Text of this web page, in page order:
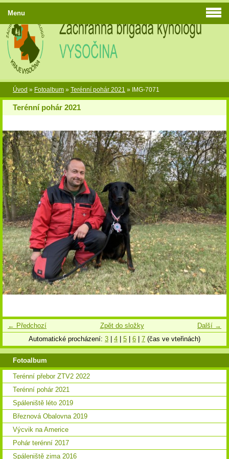
Úvod » Fotoalbum » Terénní pohár 2021 » IMG-7071
Terénní pohár 2021
← Předchozí Další →
Zpět do složky
Automatické procházení: 3 4 5 6 7 (čas ve vteřinách)
Menu
Fotoalbum
Terénní přebor ZTV2 2022
Terénní pohár 2021
Spáleniště léto 2019
Březnová Obalovna 2019
Výcvik na Americe
Pohár terénní 2017
Spáleniště zima 2016